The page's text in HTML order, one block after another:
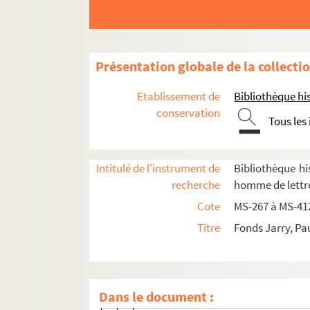
Présentation globale de la
Etablissement de
conservation
Bibliothèque
Tous
Intitulé de l'instrument de
recherche
Bibliothèque
homme de
Cote
MS-267 à MS-
Titre
Fonds Jarry,
Dans le document :
Notes autographes de Lucien
4-MS-332. VIIIe arrondissement (fin).
4-MS-333. Montmartre (suite)
4-MS-334. Montmartre (suite)
4-MS-335. IXe et Xe arrondissements
4-MS-336. Les Porcherons
4-MS-337. Les Porcherons (suite).
4-MS-338. L'hôtel Thiers, place Saint-
Fol. 2. Thiers ; l'homme ; sa
Fol. 60. Le premier hôtel : plan et
Fol. 84. Les deux hôtels ;